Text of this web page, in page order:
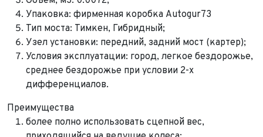
Упаковка: фирменная коробка Autogur73
Тип моста: Тимкен, Гибридный;
Узел установки: передний, задний мост (картер);
Условия эксплуатации: город, легкое бездорожье,
среднее бездорожье при условии 2-х
дифференциалов.
Преимущества
более полно использовать сцепной вес,
Обратная связь
Телефон*
Выкуп авто
ФИО*
Телефон*
Заявка на оценку
ФИО*